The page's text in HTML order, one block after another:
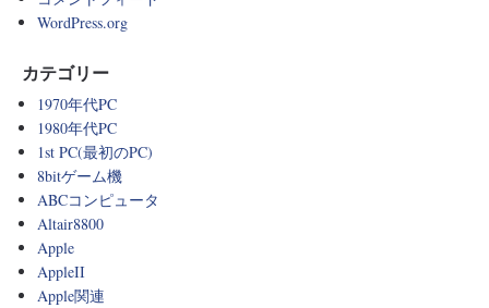
WordPress.org
カテゴリー
1970年代PC
1980年代PC
1st PC(最初のPC)
8bitゲーム機
ABCコンピュータ
Altair8800
Apple
AppleII
Apple関連